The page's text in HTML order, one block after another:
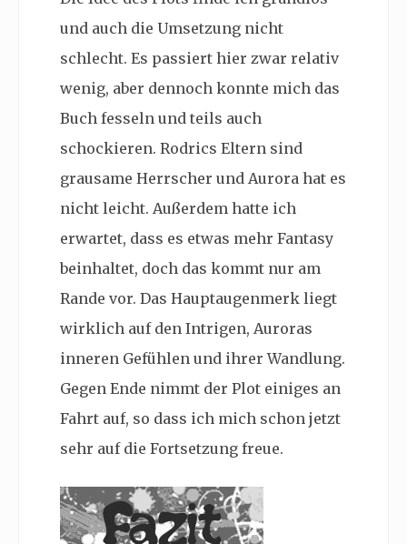
und auch die Umsetzung nicht
schlecht. Es passiert hier zwar relativ
wenig, aber dennoch konnte mich das
Buch fesseln und teils auch
schockieren. Rodrics Eltern sind
grausame Herrscher und Aurora hat es
nicht leicht. Außerdem hatte ich
erwartet, dass es etwas mehr Fantasy
beinhaltet, doch das kommt nur am
Rande vor. Das Hauptaugenmerk liegt
wirklich auf den Intrigen, Auroras
inneren Gefühlen und ihrer Wandlung.
Gegen Ende nimmt der Plot einiges an
Fahrt auf, so dass ich mich schon jetzt
sehr auf die Fortsetzung freue.